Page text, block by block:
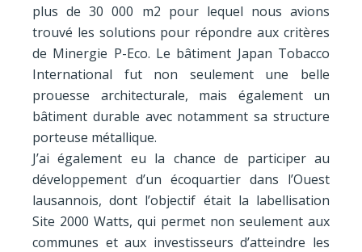
plus de 30 000 m2 pour lequel nous avions
trouvé les solutions pour répondre aux critères
de Minergie P-Eco. Le bâtiment Japan Tobacco
International fut non seulement une belle
prouesse architecturale, mais également un
bâtiment durable avec notamment sa structure
porteuse métallique.
J’ai également eu la chance de participer au
développement d’un écoquartier dans l’Ouest
lausannois, dont l’objectif était la labellisation
Site 2000 Watts, qui permet non seulement aux
communes et aux investisseurs d’atteindre les